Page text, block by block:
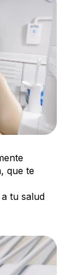
que te
tu salud